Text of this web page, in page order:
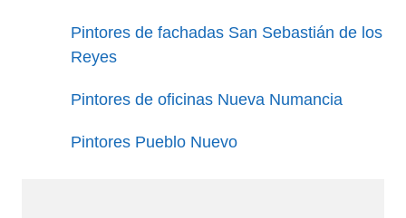
Pintores de fachadas San Sebastián de los
Reyes
Pintores de oficinas Nueva Numancia
Pintores Pueblo Nuevo